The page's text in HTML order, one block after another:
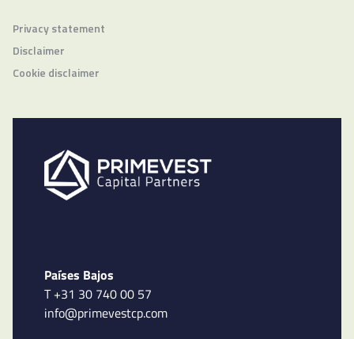
Privacy statement
Disclaimer
Cookie disclaimer
Países Bajos
T +31 30 740 00 57
info@primevestcp.com